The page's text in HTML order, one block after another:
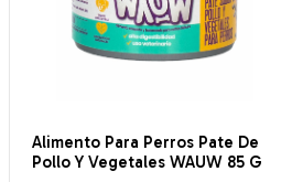
Alimento Para Perros Pate De
Pollo Y Vegetales WAUW 85 G